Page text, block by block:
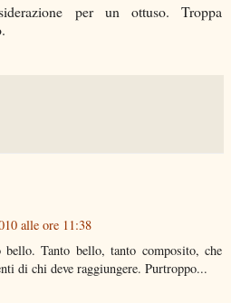
per un ottuso. Troppa
alle ore 11:38
Tanto bello, tanto composito, che
di chi deve raggiungere. Purtroppo...